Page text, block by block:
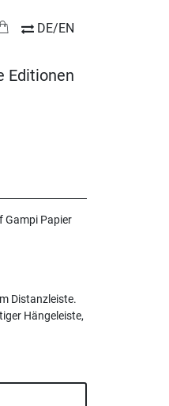
DE/EN
Editionen
Gampi Papier
Distanzleiste.
Hängeleiste,